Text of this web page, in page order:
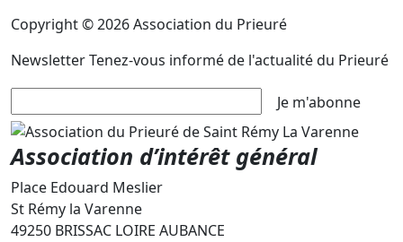
Copyright © 2026 Association du Prieuré
NewsletterTenez-vous informé de l'actualité du Prieuré
Je m'abonne
Association d’intérêt général
Place Edouard Meslier
St Rémy la Varenne
49250 BRISSAC LOIRE AUBANCE